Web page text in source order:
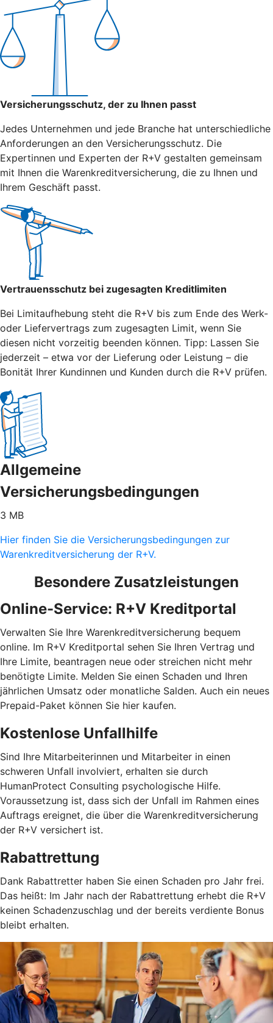
Versicherungsschutz, der zu Ihnen passt
Jedes Unternehmen und jede Branche hat unterschiedliche
Anforderungen an den Versicherungsschutz. Die
Expertinnen und Experten der R+V gestalten gemeinsam
mit Ihnen die Warenkreditversicherung, die zu Ihnen und
Ihrem Geschäft passt.
Vertrauensschutz bei zugesagten Kreditlimiten
Bei Limitaufhebung steht die R+V bis zum Ende des Werk-
oder Liefervertrags zum zugesagten Limit, wenn Sie
diesen nicht vorzeitig beenden können. Tipp: Lassen Sie
jederzeit – etwa vor der Lieferung oder Leistung – die
Bonität Ihrer Kundinnen und Kunden durch die R+V prüfen.
Allgemeine
Versicherungsbedingungen
3 MB
Hier finden Sie die Versicherungsbedingungen zur
Warenkreditversicherung der R+V.
Besondere Zusatzleistungen
Online-Service: R+V Kreditportal
Verwalten Sie Ihre Warenkreditversicherung bequem
online. Im R+V Kreditportal sehen Sie Ihren Vertrag und
Ihre Limite, beantragen neue oder streichen nicht mehr
benötigte Limite. Melden Sie einen Schaden und Ihren
jährlichen Umsatz oder monatliche Salden. Auch ein neues
Prepaid-Paket können Sie hier kaufen.
Kostenlose Unfallhilfe
Sind Ihre Mitarbeiterinnen und Mitarbeiter in einen
schweren Unfall involviert, erhalten sie durch
HumanProtect Consulting psychologische Hilfe.
Voraussetzung ist, dass sich der Unfall im Rahmen eines
Auftrags ereignet, die über die Warenkreditversicherung
der R+V versichert ist.
Rabattrettung
Dank Rabattretter haben Sie einen Schaden pro Jahr frei.
Das heißt: Im Jahr nach der Rabattrettung erhebt die R+V
keinen Schadenzuschlag und der bereits verdiente Bonus
bleibt erhalten.